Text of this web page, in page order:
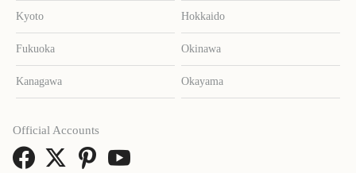
Kyoto Hokkaido
Fukuoka Okinawa
Kanagawa Okayama
Official Accounts